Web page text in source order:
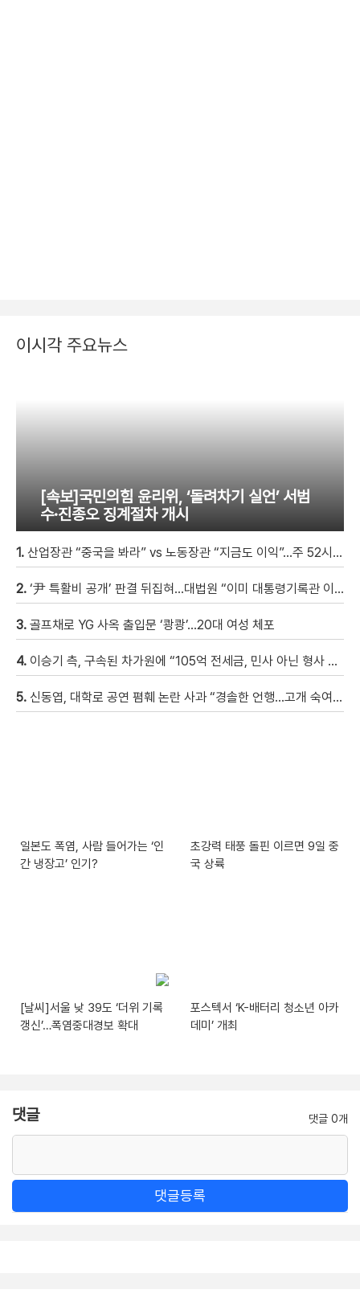
이시각 주요뉴스
[속보]국민의힘 윤리위, ‘돌려차기 실언’ 서범
수·진종오 징계절차 개시
1. 산업장관 “중국을 봐라” vs 노동장관 “지금도 이익”…주 52시간 이견
2. ‘尹 특활비 공개’ 판결 뒤집혀…대법원 “이미 대통령기록관 이관”
3. 골프채로 YG 사옥 출입문 ‘쾅쾅’…20대 여성 체포
4. 이승기 측, 구속된 차가원에 “105억 전세금, 민사 아닌 형사 범죄…엄벌 원해” [자막뉴스]
5. 신동엽, 대학로 공연 폄훼 논란 사과 “경솔한 언행…고개 숙여 사과”
일본도 폭염, 사람 들어가는 ‘인
간 냉장고’ 인기?
초강력 태풍 돌핀 이르면 9일 중
국 상륙
[날씨]서울 낮 39도 ‘더위 기록
갱신’…폭염중대경보 확대
포스텍서 ‘K-배터리 청소년 아카
데미’ 개최
댓글 댓글 0개
댓글등록